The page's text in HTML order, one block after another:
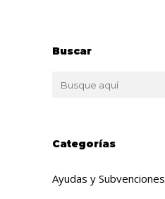
Buscar
Categorías
Ayudas y Subvenciones